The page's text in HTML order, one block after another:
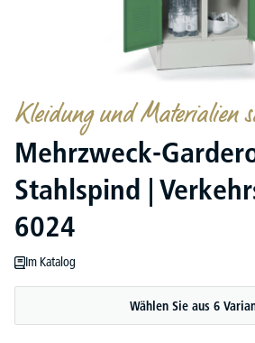
Kleidung und Materialien
Mehrzweck-
Stahlspind |
6024
Im Katalog
Wählen Sie aus 6